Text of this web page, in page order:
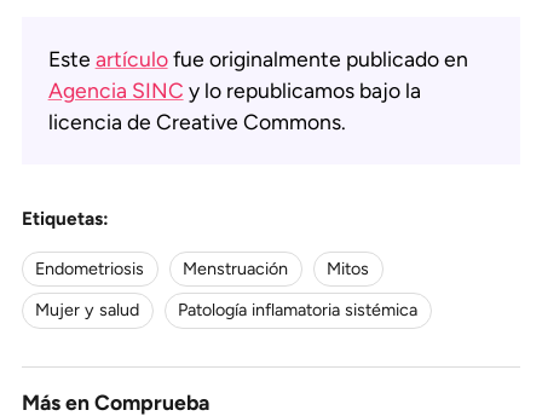
Este artículofue originalmente publicado en
Agencia SINC y lo republicamos bajo la
licencia de Creative Commons.
Etiquetas:
Endometriosis Menstruación
Mitos
Mujer y salud
Patología inflamatoria sistémica
Más enComprueba